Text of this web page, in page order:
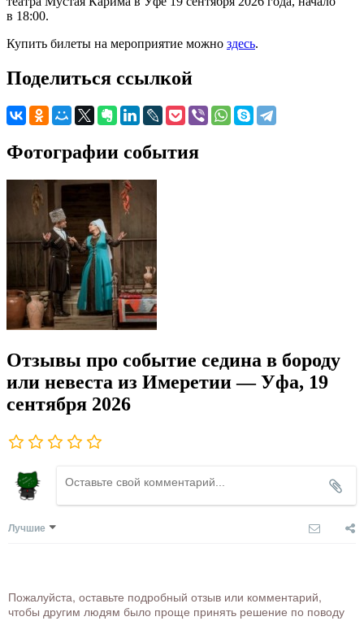
в 18:00.
Купить билеты на мероприятие можно здесь.
Поделиться ссылкой
Фотографии события
Отзывы про событие седина в бороду
или невеста из Имеретии — Уфа, 19
сентября 2026
Лучшие
Пожалуйста, оставьте подробный отзыв или комментарий,
чтобы другим людям было проще принять решение по поводу